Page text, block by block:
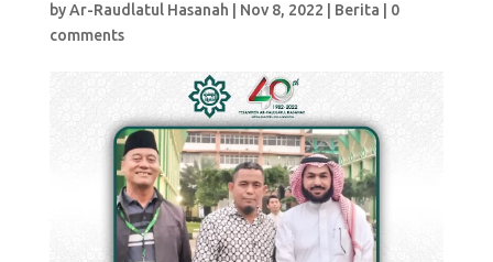
byAr-Raudlatul Hasanah Nov 8, 2022 Berita
0
comments